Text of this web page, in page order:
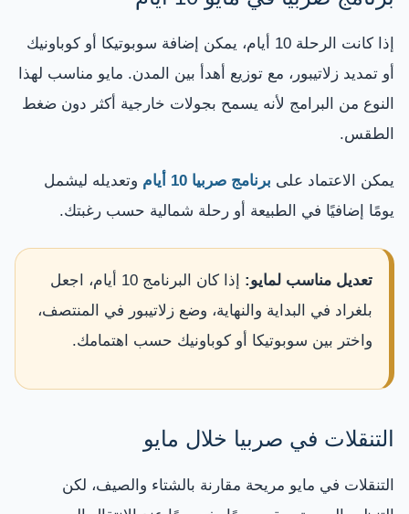
إذا كانت الرحلة 10 أيام، يمكن إضافة سوبوتيكا أو كوباونيك
أو تمديد زلاتيبور، مع توزيع أهدأ بين المدن. مايو مناسب لهذا
النوع من البرامج لأنه يسمح بجولات خارجية أكثر دون ضغط
الطقس.
يمكن الاعتماد على برنامج صربيا 10 أيام
وتعديله ليشمل
يومًا إضافيًا في الطبيعة أو رحلة شمالية حسب رغبتك.
تعديل مناسب لمايو:
إذا كان البرنامج 10 أيام، اجعل
بلغراد في البداية والنهاية، وضع زلاتيبور في المنتصف،
واختر بين سوبوتيكا أو كوباونيك حسب اهتمامك.
التنقلات في صربيا خلال مايو
التنقلات في مايو مريحة مقارنة بالشتاء والصيف، لكن